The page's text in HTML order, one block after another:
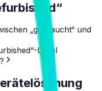
„gebraucht“ und
Label